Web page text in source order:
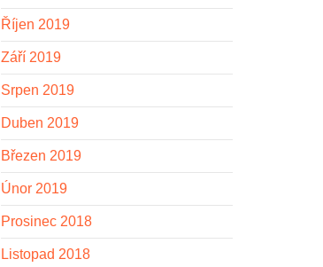
Říjen 2019
Září 2019
Srpen 2019
Duben 2019
Březen 2019
Únor 2019
Prosinec 2018
Listopad 2018